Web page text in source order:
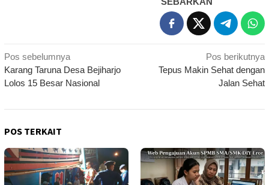
Navigasi
pos
Pos sebelumnya
Karang Taruna Desa Bejiharjo
Lolos 15 Besar Nasional
Pos berikutnya
Tepus Makin Sehat dengan
Jalan Sehat
POS TERKAIT